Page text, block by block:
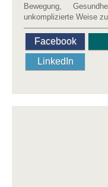
Bewegung,
unkomplizierte Weise zu
Facebook
LinkedIn